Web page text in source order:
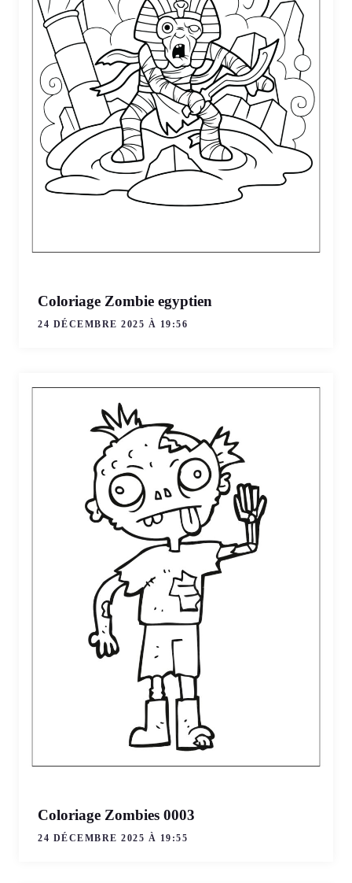
Coloriage Zombie egyptien
24 DÉCEMBRE 2025 À 19:56
Coloriage Zombies 0003
24 DÉCEMBRE 2025 À 19:55